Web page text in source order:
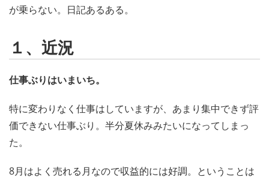
が乗らない。日記あるある。
１、近況
仕事ぶりはいまいち。
特に変わりなく仕事はしていますが、あまり集中できず評
価できない仕事ぶり。半分夏休みみたいになってしまっ
た。
8月はよく売れる月なので収益的には好調。ということは